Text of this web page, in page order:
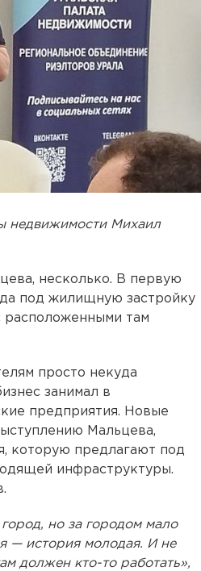
недвижимости Михаил
несколько. В первую
под жилищную застройку
расположенными там
просто некуда
занимал в
предприятия. Новые
Мальцева,
которую предлагают под
инфраструктуры.
но за городом мало
— история молодая. И не
должен кто-то работать»,